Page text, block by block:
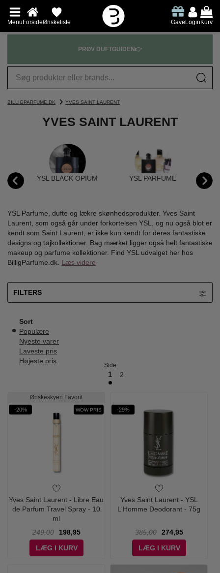
MenuForsideØnskeliste GaveLoginKurv
PRØV DUFTGUIDEN👉
BILLIGPARFUME.DK YVES SAINT LAURENT
YVES SAINT LAURENT
YSL BLACK OPIUM YSL PARFUME
YSL Parfume, dufte og lækre skønhedsprodukter. Yves Saint
Laurent, som også går under forkortelsen YSL, og nu også blot er
kendt som Saint Laurent, er ikke kun kendt for deres fantastiske
designs og tøjkollektioner. Bag mærket ligger også helt fantastiske
makeup og parfume kollektioner. Find YSL udvalget her hos
BilligParfume.dk. Læs videre
FILTERS
Sort
Populære
Nyeste varer
Laveste pris
Højeste pris
Side
1 2
Ønskeskyen Favorit
-20% WOW PRIS
Yves Saint Laurent - Libre Eau
de Parfum Travel Spray - 10
ml
249,00
198,95
LÆG I KURV
-29%
Yves Saint Laurent - YSL
L'Homme Deodorant - 75g
385,00
274,95
LÆG I KURV